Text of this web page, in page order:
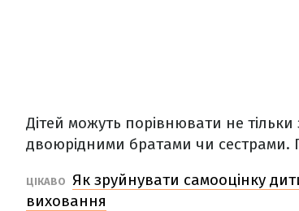
Дітей можуть порівнювати не
двоюрідними братами чи сестрами.
ЦІКАВО Як зруйнувати самооцінку
виховання